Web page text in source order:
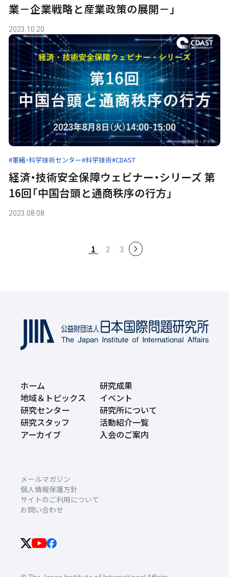
業－企業戦略と産業政策の展開－」
2023.10.20
#軍縮・科学技術センター#科学技術#CDAST
経済・技術安全保障ウェビナー・シリーズ 第
16回「中国台頭と通商秩序の行方」
2023.08.08
1 2 3
ホーム
研究成果
地域＆トピックス
イベント
研究センター
研究所について
研究スタッフ
活動紹介一覧
アーカイブ
入会のご案内
メールマガジン
個人情報保護方針
サイトのご利用について
お問い合わせ